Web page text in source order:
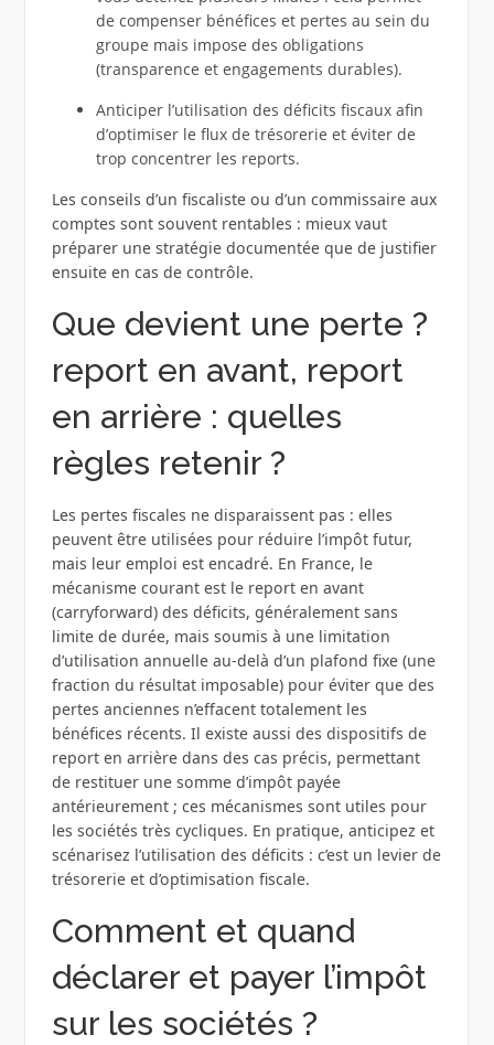
de compenser bénéfices et pertes au sein du
groupe mais impose des obligations
(transparence et engagements durables).
Anticiper l’utilisation des déficits fiscaux afin
d’optimiser le flux de trésorerie et éviter de
trop concentrer les reports.
Les conseils d’un fiscaliste ou d’un commissaire aux
comptes sont souvent rentables : mieux vaut
préparer une stratégie documentée que de justifier
ensuite en cas de contrôle.
Que devient une perte ?
report en avant, report
en arrière : quelles
règles retenir ?
Les pertes fiscales ne disparaissent pas : elles
peuvent être utilisées pour réduire l’impôt futur,
mais leur emploi est encadré. En France, le
mécanisme courant est le report en avant
(carryforward) des déficits, généralement sans
limite de durée, mais soumis à une limitation
d’utilisation annuelle au-delà d’un plafond fixe (une
fraction du résultat imposable) pour éviter que des
pertes anciennes n’effacent totalement les
bénéfices récents. Il existe aussi des dispositifs de
report en arrière dans des cas précis, permettant
de restituer une somme d’impôt payée
antérieurement ; ces mécanismes sont utiles pour
les sociétés très cycliques. En pratique, anticipez et
scénarisez l’utilisation des déficits : c’est un levier de
trésorerie et d’optimisation fiscale.
Comment et quand
déclarer et payer l’impôt
sur les sociétés ?